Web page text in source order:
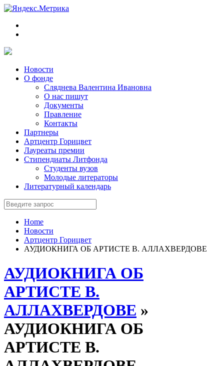
Новости
О фонде
Сляднева Валентина Ивановна
О нас пишут
Документы
Правление
Контакты
Партнеры
Артцентр Горицвет
Лауреаты премии
Стипендиаты Литфонда
Студенты вузов
Молодые литераторы
Литературный календарь
Home
Новости
Артцентр Горицвет
АУДИОКНИГА ОБ АРТИСТЕ В. АЛЛАХВЕРДОВЕ
АУДИОКНИГА ОБ
АРТИСТЕ В.
АЛЛАХВЕРДОВЕ »
АУДИОКНИГА ОБ
АРТИСТЕ В.